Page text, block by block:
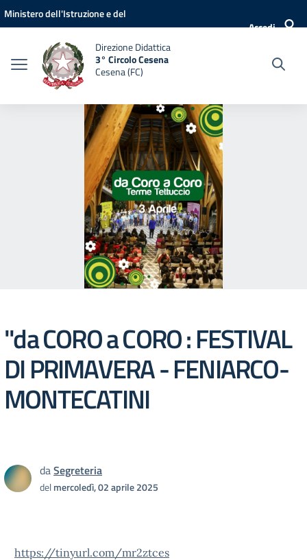
Vai ai contenuti
Vai al menu di navigazione
Vai al footer
Ministero dell'Istruzione e del
Accedi
Direzione Didattica
3° Circolo Cesena
Cesena (FC)
''da CORO a CORO : FESTIVAL
DI PRIMAVERA - FENIARCO-
MONTECATINI
daSegreteria
delmercoledì, 02 aprile 2025
https://tinyurl.com/mr2ztces